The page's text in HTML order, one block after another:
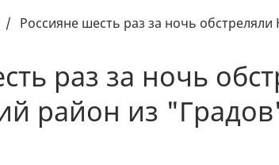
/ Россияне шесть раз за ночь
раз за ночь
район из